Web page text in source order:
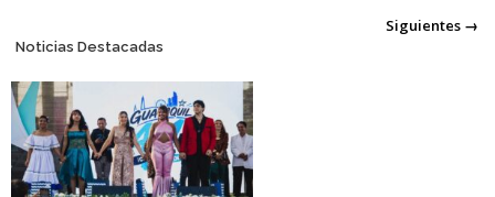
Posts
navigation
Siguientes →
Noticias Destacadas